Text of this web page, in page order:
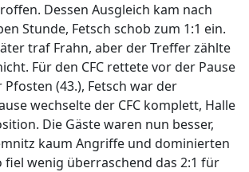
Dessen Ausgleich kam nach
Stunde, Fetsch schob zum 1:1 ein.
traf Frahn, aber der Treffer zählte
Für den CFC rettete vor der Pause
(43.), Fetsch war der
wechselte der CFC komplett, Halle
Die Gäste waren nun besser,
kaum Angriffe und dominierten
fiel wenig überraschend das 2:1 für